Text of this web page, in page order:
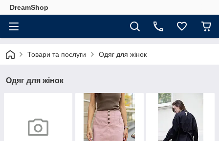
DreamShop
Товари та послуги Одяг для жінок
Одяг для жінок